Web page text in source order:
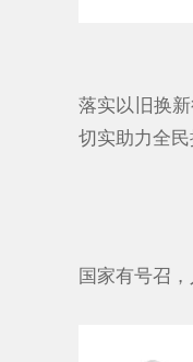
落实以旧换新
切实助力全民
国家有号召